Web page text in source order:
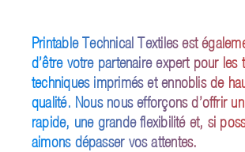
Printable Technical Textiles est
d’être votre partenaire expert pour les
techniques imprimés et ennoblis de
qualité. Nous nous efforçons d’offrir
rapide, une grande flexibilité et, si
aimons dépasser vos attentes.